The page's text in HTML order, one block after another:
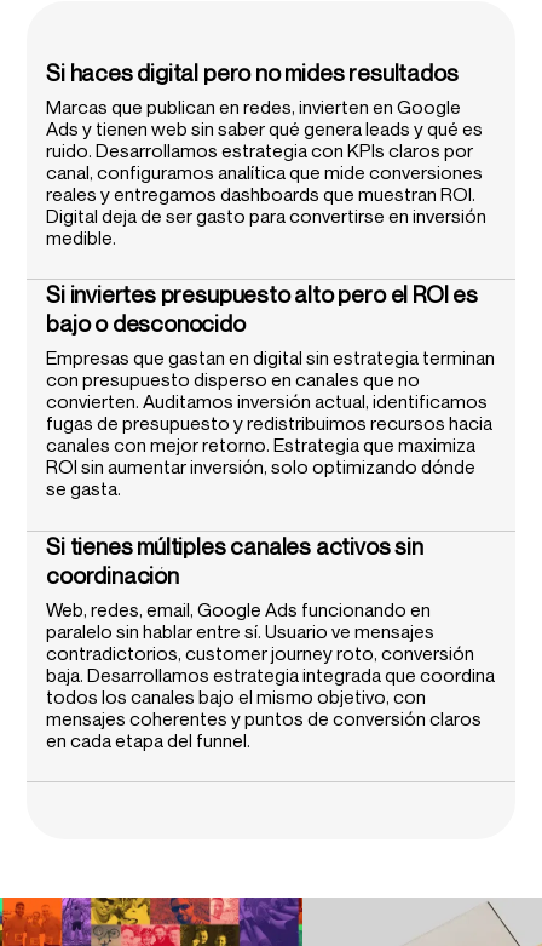
Si haces digital pero no mides resultados
Marcas que publican en redes, invierten en Google
Ads y tienen web sin saber qué genera leads y qué es
ruido. Desarrollamos estrategia con KPIs claros por
canal, configuramos analítica que mide conversiones
reales y entregamos dashboards que muestran ROI.
Digital deja de ser gasto para convertirse en inversión
medible.
Si inviertes presupuesto alto pero el ROI es
bajo o desconocido
Empresas que gastan en digital sin estrategia terminan
con presupuesto disperso en canales que no
convierten. Auditamos inversión actual, identificamos
fugas de presupuesto y redistribuimos recursos hacia
canales con mejor retorno. Estrategia que maximiza
ROI sin aumentar inversión, solo optimizando dónde
se gasta.
Si tienes múltiples canales activos sin
coordinación
Web, redes, email, Google Ads funcionando en
paralelo sin hablar entre sí. Usuario ve mensajes
contradictorios, customer journey roto, conversión
baja. Desarrollamos estrategia integrada que coordina
todos los canales bajo el mismo objetivo, con
mensajes coherentes y puntos de conversión claros
en cada etapa del funnel.